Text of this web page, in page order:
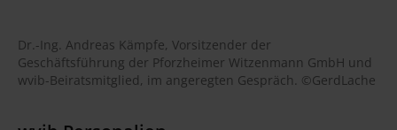
Dr.-Ing. Andreas Kämpfe, Vorsitzender der
Geschäftsführung der Pforzheimer Witzenmann GmbH und
wvib-Beiratsmitglied, im angeregten Gespräch. ©GerdLache